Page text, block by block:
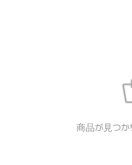
商品が見つか